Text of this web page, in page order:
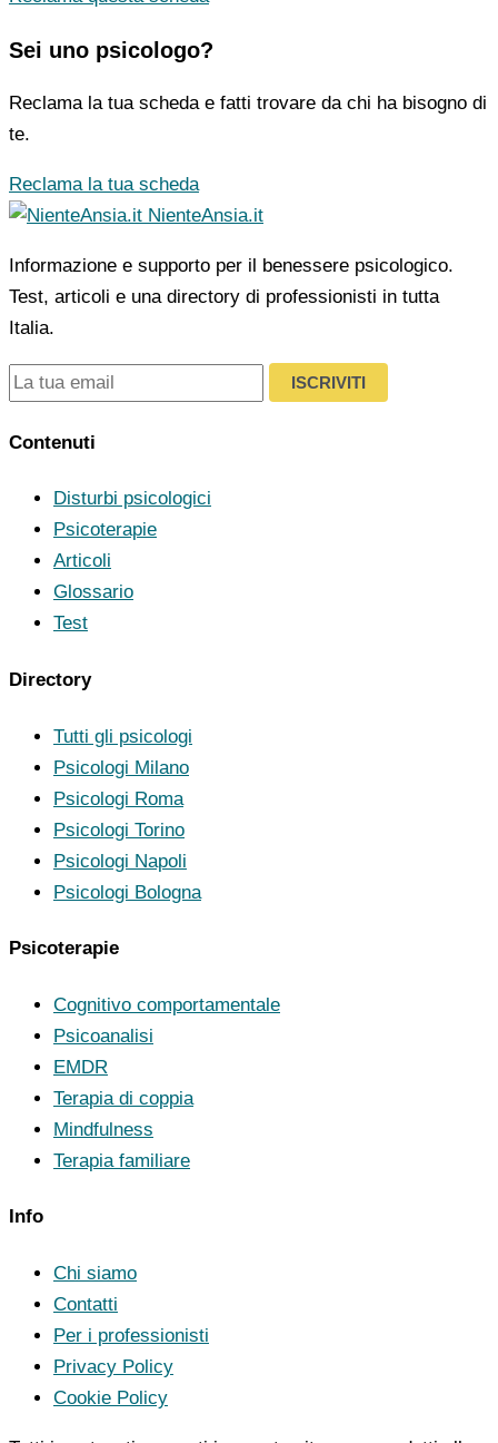
Sei uno psicologo?
Reclama la tua scheda e fatti trovare da chi ha bisogno di
te.
Reclama la tua scheda
NienteAnsia.it
Informazione e supporto per il benessere psicologico.
Test, articoli e una directory di professionisti in tutta
Italia.
ISCRIVITI
Contenuti
Disturbi psicologici
Psicoterapie
Articoli
Glossario
Test
Directory
Tutti gli psicologi
Psicologi Milano
Psicologi Roma
Psicologi Torino
Psicologi Napoli
Psicologi Bologna
Psicoterapie
Cognitivo comportamentale
Psicoanalisi
EMDR
Terapia di coppia
Mindfulness
Terapia familiare
Info
Chi siamo
Contatti
Per i professionisti
Privacy Policy
Cookie Policy